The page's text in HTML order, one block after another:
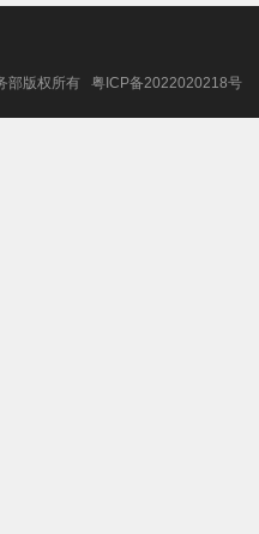
部版权所有粤ICP备2022020218号